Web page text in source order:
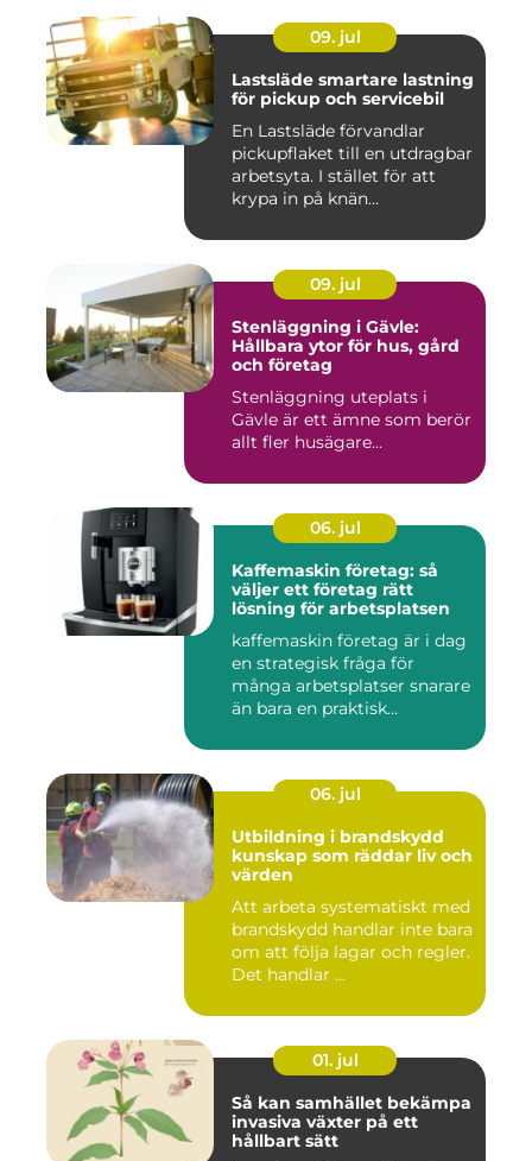
09. jul
Lastsläde smartare lastning
för pickup och servicebil
En Lastsläde förvandlar
pickupflaket till en utdragbar
arbetsyta. I stället för att
krypa in på knän...
09. jul
Stenläggning i Gävle:
Hållbara ytor för hus, gård
och företag
Stenläggning uteplats i
Gävle är ett ämne som berör
allt fler husägare...
06. jul
Kaffemaskin företag: så
väljer ett företag rätt
lösning för arbetsplatsen
kaffemaskin företag är i dag
en strategisk fråga för
många arbetsplatser snarare
än bara en praktisk...
06. jul
Utbildning i brandskydd
kunskap som räddar liv och
värden
Att arbeta systematiskt med
brandskydd handlar inte bara
om att följa lagar och regler.
Det handlar ...
01. jul
Så kan samhället bekämpa
invasiva växter på ett
hållbart sätt